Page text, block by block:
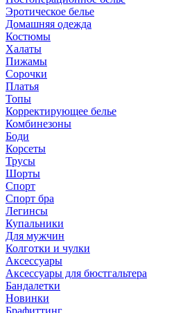
Эротическое белье
Домашняя одежда
Костюмы
Халаты
Пижамы
Сорочки
Платья
Топы
Корректирующее белье
Комбинезоны
Боди
Корсеты
Трусы
Шорты
Спорт
Спорт бра
Легинсы
Купальники
Для мужчин
Колготки и чулки
Аксессуары
Аксессуары для бюстгальтера
Бандалетки
Новинки
Брафиттинг